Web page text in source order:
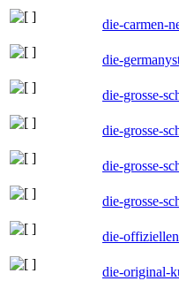
die-carmen-
die-
die-grosse-
die-grosse-
die-grosse-
die-grosse-
die-
die-original-